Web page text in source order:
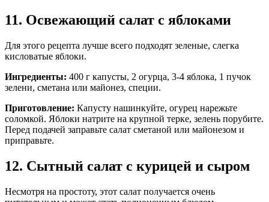
11. Освежающий салат с яблоками
Для этого рецепта лучше всего подходят зеленые, слегка
кисловатые яблоки.
Ингредиенты: 400 г капусты, 2 огурца, 3-4 яблока, 1 пучок
зелени, сметана или майонез, специи.
Приготовление: Капусту нашинкуйте, огурец нарежьте
соломкой. Яблоки натрите на крупной терке, зелень порубите.
Перед подачей заправьте салат сметаной или майонезом и
приправьте.
12. Сытный салат с курицей и сыром
Несмотря на простоту, этот салат получается очень